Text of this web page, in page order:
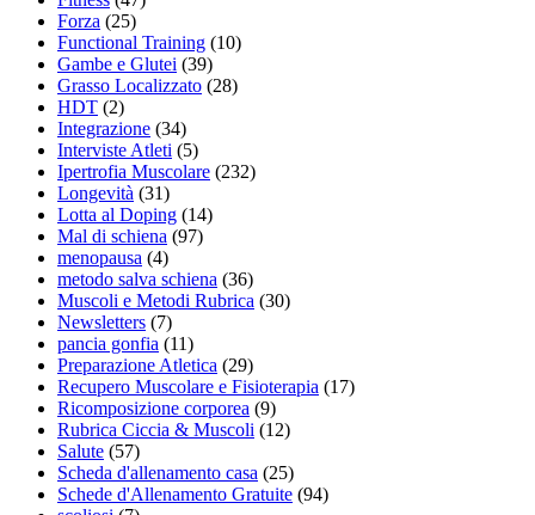
Forza (25)
Functional Training (10)
Gambe e Glutei (39)
Grasso Localizzato (28)
HDT (2)
Integrazione (34)
Interviste Atleti (5)
Ipertrofia Muscolare (232)
Longevità (31)
Lotta al Doping (14)
Mal di schiena (97)
menopausa (4)
metodo salva schiena (36)
Muscoli e Metodi Rubrica (30)
Newsletters (7)
pancia gonfia (11)
Preparazione Atletica (29)
Recupero Muscolare e Fisioterapia (17)
Ricomposizione corporea (9)
Rubrica Ciccia & Muscoli (12)
Salute (57)
Scheda d'allenamento casa (25)
Schede d'Allenamento Gratuite (94)